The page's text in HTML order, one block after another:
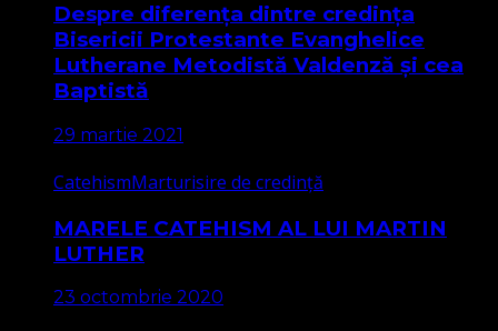
Despre diferența dintre credința
Bisericii Protestante Evanghelice
Lutherane Metodistă Valdenză și cea
Baptistă
29 martie 2021
CatehismMarturisire de credință
MARELE CATEHISM AL LUI MARTIN
LUTHER
23 octombrie 2020